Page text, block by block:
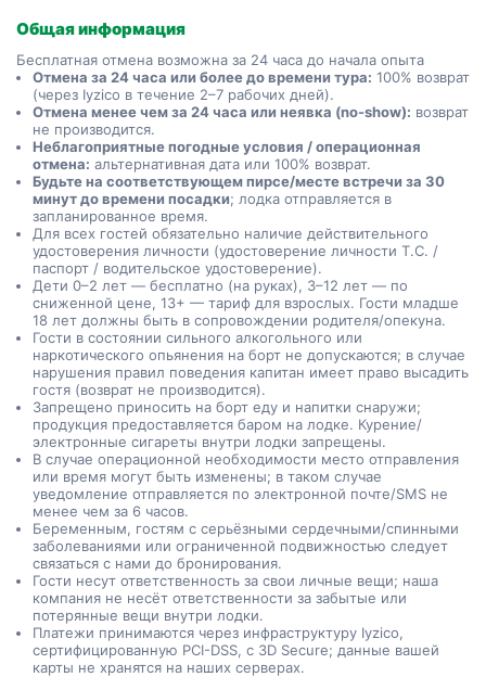
Общая информация
Бесплатная отмена возможна за 24 часа до начала опыта
Отмена за 24 часа или более до времени тура: 100% возврат
(через Iyzico в течение 2–7 рабочих дней).
Отмена менее чем за 24 часа или неявка (no-show): возврат
не производится.
Неблагоприятные погодные условия / операционная
отмена: альтернативная дата или 100% возврат.
Будьте на соответствующем пирсе/месте встречи за 30
минут до времени посадки; лодка отправляется в
запланированное время.
Для всех гостей обязательно наличие действительного
удостоверения личности (удостоверение личности T.C. /
паспорт / водительское удостоверение).
Дети 0–2 лет — бесплатно (на руках), 3–12 лет — по
сниженной цене, 13+ — тариф для взрослых. Гости младше
18 лет должны быть в сопровождении родителя/опекуна.
Гости в состоянии сильного алкогольного или
наркотического опьянения на борт не допускаются; в случае
нарушения правил поведения капитан имеет право высадить
гостя (возврат не производится).
Запрещено приносить на борт еду и напитки снаружи;
продукция предоставляется баром на лодке. Курение/
электронные сигареты внутри лодки запрещены.
В случае операционной необходимости место отправления
или время могут быть изменены; в таком случае
уведомление отправляется по электронной почте/SMS не
менее чем за 6 часов.
Беременным, гостям с серьёзными сердечными/спинными
заболеваниями или ограниченной подвижностью следует
связаться с нами до бронирования.
Гости несут ответственность за свои личные вещи; наша
компания не несёт ответственности за забытые или
потерянные вещи внутри лодки.
Платежи принимаются через инфраструктуру Iyzico,
сертифицированную PCI-DSS, с 3D Secure; данные вашей
карты не хранятся на наших серверах.